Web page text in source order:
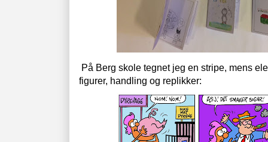
På Berg skole tegnet jeg en stripe, mens
figurer, handling og replikker: